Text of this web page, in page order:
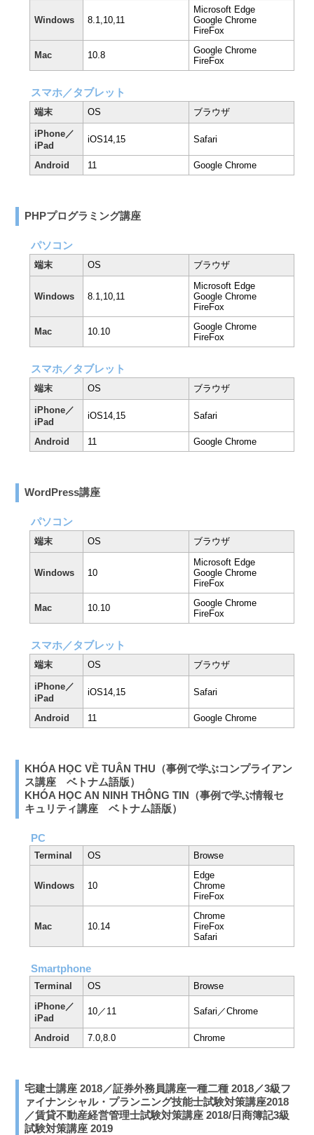
Windows 8.1,10,11
Microsoft Edge
Google Chrome
FireFox
Mac 10.8
Google Chrome
FireFox
スマホ／タブレット
端末 OS ブラウザ
iPhone／
iPad
iOS14,15 Safari
Android 11 Google Chrome
PHPプログラミング講座
パソコン
端末 OS ブラウザ
Windows 8.1,10,11
Microsoft Edge
Google Chrome
FireFox
Mac 10.10
Google Chrome
FireFox
スマホ／タブレット
端末 OS ブラウザ
iPhone／
iPad
iOS14,15 Safari
Android 11 Google Chrome
WordPress講座
パソコン
端末 OS ブラウザ
Windows 10
Microsoft Edge
Google Chrome
FireFox
Mac 10.10
Google Chrome
FireFox
スマホ／タブレット
端末 OS ブラウザ
iPhone／
iPad
iOS14,15 Safari
Android 11 Google Chrome
KHÓA HỌC VỀ TUÂN THU（事例で学ぶコンプライアン
ス講座 ベトナム語版）
KHÓA HỌC AN NINH THÔNG TIN（事例で学ぶ情報セ
キュリティ講座 ベトナム語版）
PC
Terminal OS Browse
Windows 10
Edge
Chrome
FireFox
Mac 10.14
Chrome
FireFox
Safari
Smartphone
Terminal OS
Browse
iPhone／
iPad
10／11 Safari／Chrome
Android 7.0,8.0 Chrome
宅建士講座 2018／証券外務員講座一種二種 2018／3級フ
ァイナンシャル・プランニング技能士試験対策講座2018
／賃貸不動産経営管理士試験対策講座 2018/日商簿記3級
試験対策講座 2019